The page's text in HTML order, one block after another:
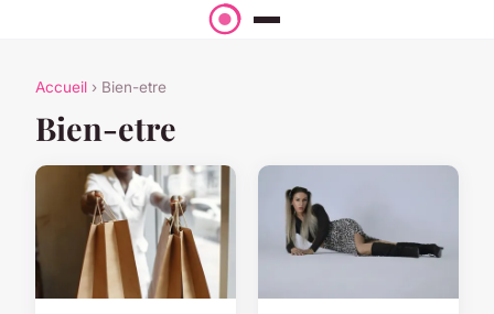
Accueil › Bien-etre
Bien-etre